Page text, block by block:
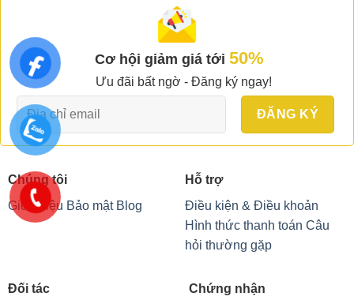
Cơ hội giảm giá tới 50%
Ưu đãi bất ngờ - Đăng ký ngay!
Chúng tôi
Giới thiệu Bảo mật Blog
Hỗ trợ
Điều kiện & Điều khoản
Hình thức thanh toán Câu
hỏi thường gặp
Đối tác
Chứng nhận